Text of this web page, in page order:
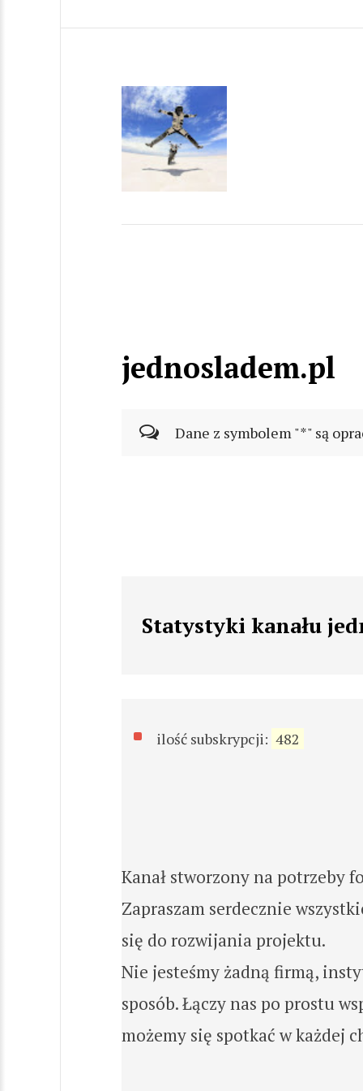
jednosladem.pl
Dane z symbolem "*" są
Statystyki kanału
ilość subskrypcji: 482
Kanał stworzony na potrzeby
Zapraszam serdecznie
się do rozwijania projektu.
Nie jesteśmy żadną firmą,
sposób. Łączy nas po prostu
możemy się spotkać w każdej